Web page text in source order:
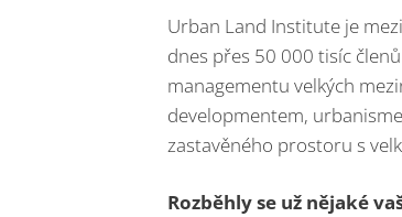
Urban Land Institute je
dnes přes 50 000 tisíc
managementu velkých
developmentem,
zastavěného prostoru s
Rozběhly se už nějaké